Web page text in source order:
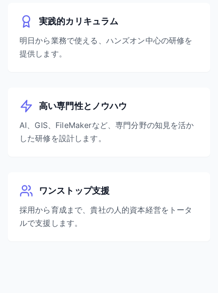
実践的カリキュラム
明日から業務で使える、ハンズオン中心の研修を
提供します。
高い専門性とノウハウ
AI、GIS、FileMakerなど、専門分野の知見を活か
した研修を設計します。
ワンストップ支援
採用から育成まで、貴社の人的資本経営をトータ
ルで支援します。